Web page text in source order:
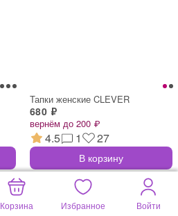
Тапки женские CLEVER
680 ₽
вернём до 200 ₽
4.5 1 27
В корзину
Корзина Избранное Войти